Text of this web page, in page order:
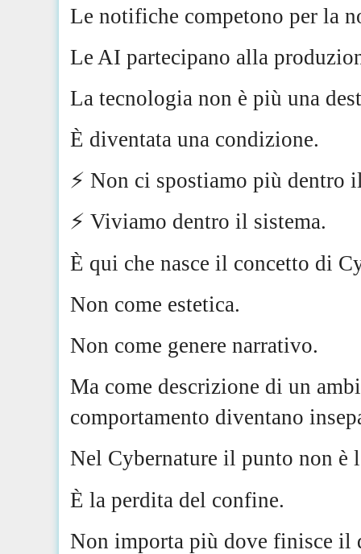
Le notifiche competono per la
Le AI partecipano alla
La tecnologia non è più una
È diventata una condizione.
⚡️ Non ci spostiamo più dentro
⚡️ Viviamo dentro il sistema.
È qui che nasce il concetto di
Non come estetica.
Non come genere narrativo.
Ma come descrizione di un
comportamento diventano
Nel Cybernature il punto non è
È la perdita del confine.
Non importa più dove finisce